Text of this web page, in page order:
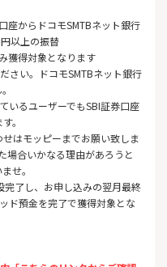
座からドコモSMTBネット銀行
以上の振替
獲得対象となります
さい。ドコモSMTBネット銀行
いるユーザーでもSBI証券口座
。
はモッピーまでお願い致しま
場合いかなる理由があろうと
せ。
完了し、お申し込みの翌月最終
ド預金を完了で獲得対象とな